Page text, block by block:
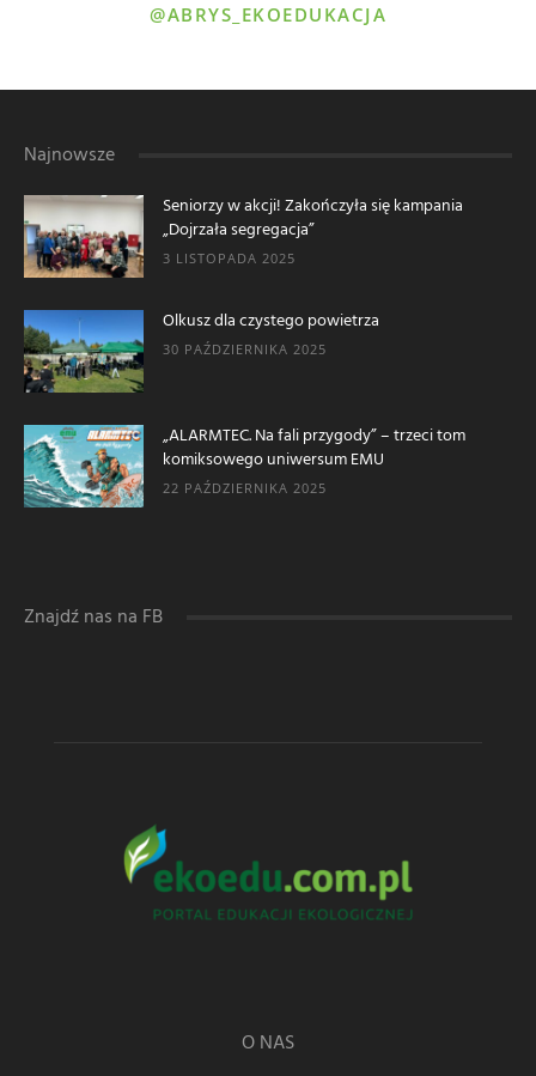
@ABRYS_EKOEDUKACJA
Najnowsze
Seniorzy w akcji! Zakończyła się kampania
„Dojrzała segregacja”
3 LISTOPADA 2025
Olkusz dla czystego powietrza
30 PAŹDZIERNIKA 2025
„ALARMTEC. Na fali przygody” – trzeci tom
komiksowego uniwersum EMU
22 PAŹDZIERNIKA 2025
Znajdź nas na FB
O NAS